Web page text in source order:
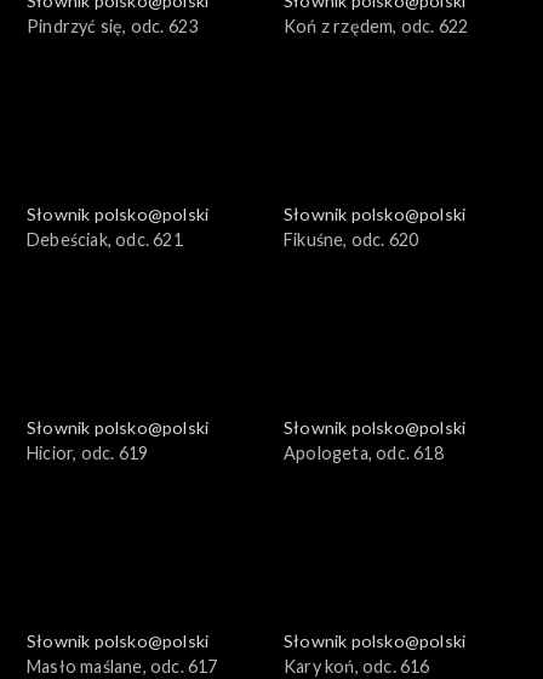
Pindrzyć się, odc. 623
Koń z rzędem, odc. 622
Słownik polsko@polski
Debeściak, odc. 621
Słownik polsko@polski
Fikuśne, odc. 620
Słownik polsko@polski
Hicior, odc. 619
Słownik polsko@polski
Apologeta, odc. 618
Słownik polsko@polski
Masło maślane, odc. 617
Słownik polsko@polski
Kary koń, odc. 616